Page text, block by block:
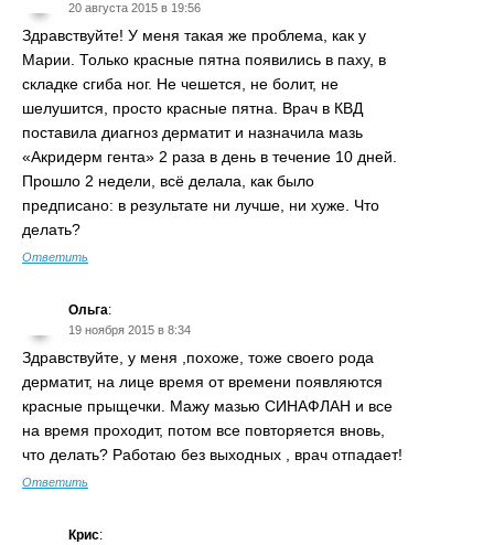
20 августа 2015 в 19:56
Здравствуйте! У меня такая же проблема, как у
Марии. Только красные пятна появились в паху, в
складке сгиба ног. Не чешется, не болит, не
шелушится, просто красные пятна. Врач в КВД
поставила диагноз дерматит и назначила мазь
«Акридерм гента» 2 раза в день в течение 10 дней.
Прошло 2 недели, всё делала, как было
предписано: в результате ни лучше, ни хуже. Что
делать?
Ответить
Ольга:
19 ноября 2015 в 8:34
Здравствуйте, у меня ,похоже, тоже своего рода
дерматит, на лице время от времени появляются
красные прыщечки. Мажу мазью СИНАФЛАН и все
на время проходит, потом все повторяется вновь,
что делать? Работаю без выходных , врач отпадает!
Ответить
Крис: